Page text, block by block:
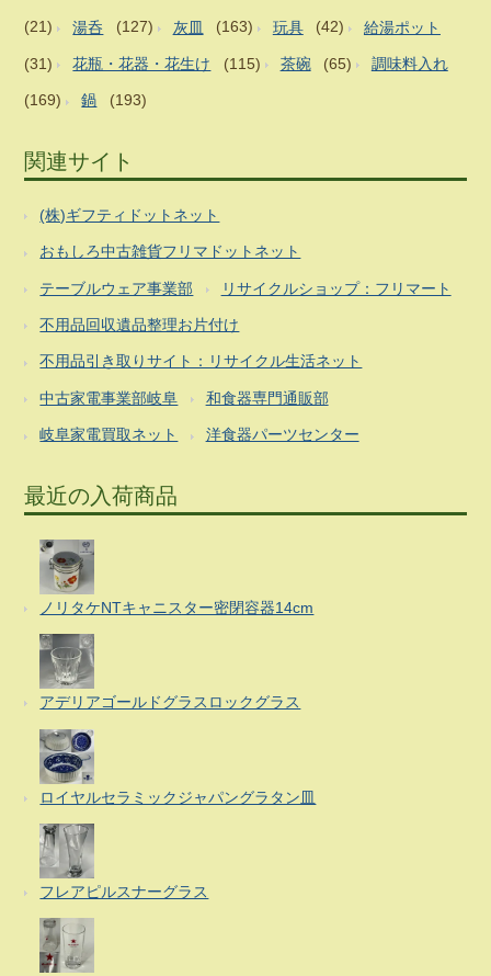
(21) 湯呑 (127) 灰皿 (163) 玩具 (42) 給湯ポット
(31) 花瓶・花器・花生け (115) 茶碗 (65) 調味料入れ
(169) 鍋 (193)
関連サイト
(株)ギフティドットネット
おもしろ中古雑貨フリマドットネット
テーブルウェア事業部 リサイクルショップ：フリマート
不用品回収遺品整理お片付け
不用品引き取りサイト：リサイクル生活ネット
中古家電事業部岐阜 和食器専門通販部
岐阜家電買取ネット 洋食器パーツセンター
最近の入荷商品
ノリタケNTキャニスター密閉容器14cm
アデリアゴールドグラスロックグラス
ロイヤルセラミックジャパングラタン皿
フレアピルスナーグラス